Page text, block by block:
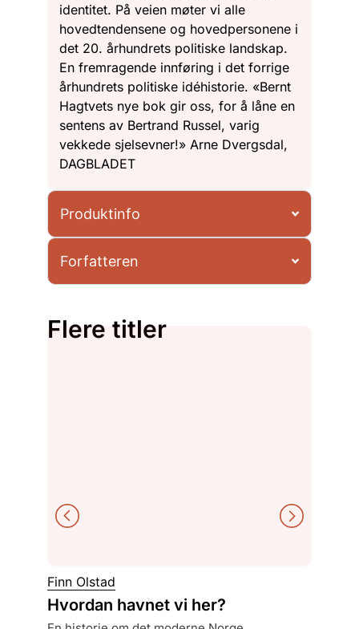
identitet. På veien møter vi alle
hovedtendensene og hovedpersonene i
det 20. århundrets politiske landskap.
En fremragende innføring i det forrige
århundrets politiske idéhistorie. «Bernt
Hagtvets nye bok gir oss, for å låne en
sentens av Bertrand Russel, varig
vekkede sjelsevner!» Arne Dvergsdal,
DAGBLADET
Produktinfo
Forfatteren
Flere titler
Finn Olstad
Hvordan havnet vi her?